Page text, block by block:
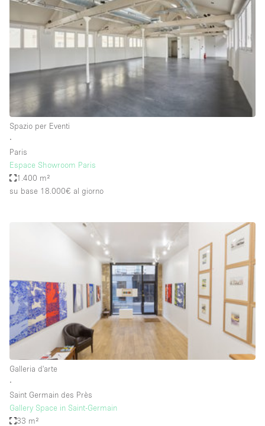
Spazio pubblicitario
Spazio unico
Stand / Chiosco / Stand
Studio fotografico / riprese
Terrazzo
Accesso per disabili
Ampia Porta d'Ingresso
Aria condizionata
Arredamento
Ascensore
Attaccapanni
Attrezzature da ufficio
Bagni
Bagno
Spazio per Eventi
∙
Paris
Espace Showroom Paris
1.400 m²
su base 18.000€ al giorno
Galleria d'arte
∙
Saint Germain des Près
Gallery Space in Saint-Germain
33 m²